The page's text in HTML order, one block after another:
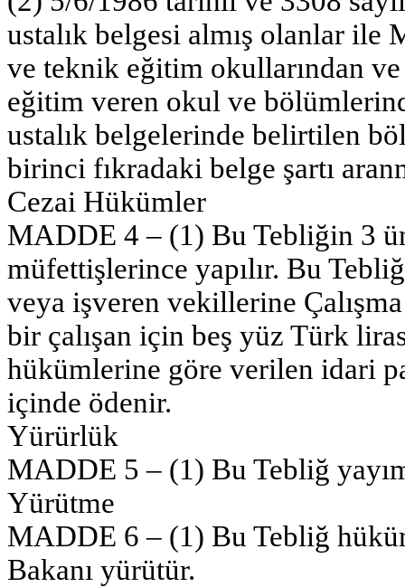
ustalık belgesi almış olanlar ile
ve teknik eğitim okullarından
eğitim veren okul ve
ustalık belgelerinde belirtilen
birinci fıkradaki belge şartı
Cezai Hükümler
MADDE 4 – (1) Bu Tebliğin 3
müfettişlerince yapılır. Bu
veya işveren vekillerine
bir çalışan için beş yüz Türk
hükümlerine göre verilen idari
içinde ödenir.
Yürürlük
MADDE 5 – (1) Bu Tebliğ
Yürütme
MADDE 6 – (1) Bu Tebliğ
Bakanı yürütür.